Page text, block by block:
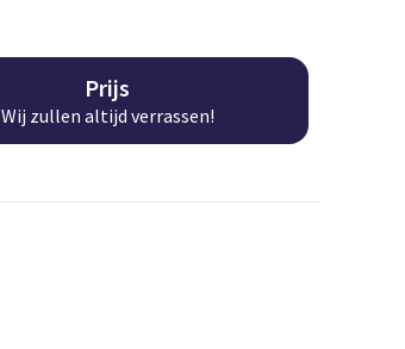
Prijs
Wij zullen altijd verrassen!